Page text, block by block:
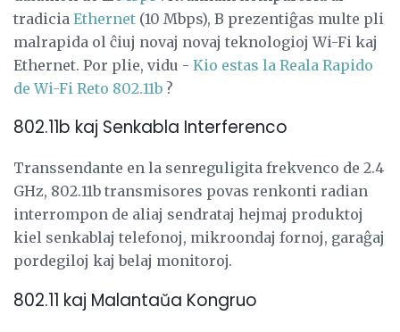
tradicia Ethernet (10 Mbps), B prezentiĝas multe pli
malrapida ol ĉiuj novaj novaj teknologioj Wi-Fi kaj
Ethernet. Por plie, vidu - Kio estas la Reala Rapido
de Wi-Fi Reto 802.11b ?
802.11b kaj Senkabla Interferenco
Transsendante en la senreguligita frekvenco de 2.4
GHz, 802.11b transmisores povas renkonti radian
interrompon de aliaj sendrataj hejmaj produktoj
kiel senkablaj telefonoj, mikroondaj fornoj, garaĝaj
pordegiloj kaj belaj monitoroj.
802.11 kaj Malantaŭa Kongruo